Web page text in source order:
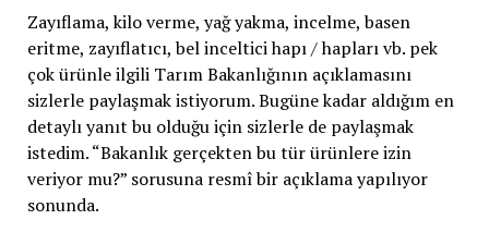
Zayıflama, kilo verme, yağ yakma, incelme, basen
eritme, zayıflatıcı, bel inceltici hapı / hapları vb. pek
çok ürünle ilgili Tarım Bakanlığının açıklamasını
sizlerle paylaşmak istiyorum. Bugüne kadar aldığım en
detaylı yanıt bu olduğu için sizlerle de paylaşmak
istedim. “Bakanlık gerçekten bu tür ürünlere izin
veriyor mu?” sorusuna resmî bir açıklama yapılıyor
sonunda.